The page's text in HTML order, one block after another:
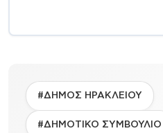
#ΔΗΜΟΣ ΗΡΑΚΛΕΙΟΥ
#ΔΗΜΟΤΙΚΟ ΣΥΜΒΟΥΛΙΟ